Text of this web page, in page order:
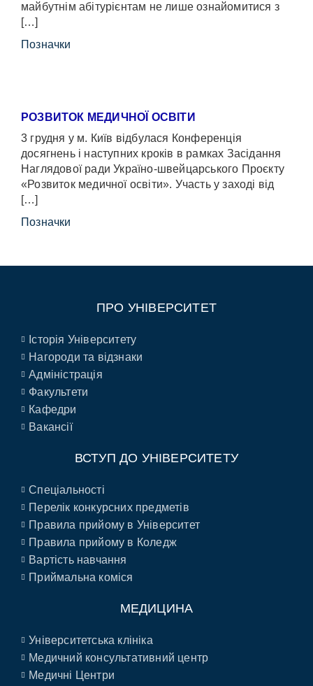
майбутнім абітурієнтам не лише ознайомитися з
[…]
Позначки
РОЗВИТОК МЕДИЧНОЇ ОСВІТИ
3 грудня у м. Київ відбулася Конференція
досягнень і наступних кроків в рамках Засідання
Наглядової ради Україно-швейцарського Проєкту
«Розвиток медичної освіти». Участь у заході від
[…]
Позначки
ПРО УНІВЕРСИТЕТ
Історія Університету
Нагороди та відзнаки
Адміністрація
Факультети
Кафедри
Вакансії
ВСТУП ДО УНІВЕРСИТЕТУ
Спеціальності
Перелік конкурсних предметів
Правила прийому в Університет
Правила прийому в Коледж
Вартість навчання
Приймальна коміся
МЕДИЦИНА
Університетська клініка
Медичний консультативний центр
Медичні Центри